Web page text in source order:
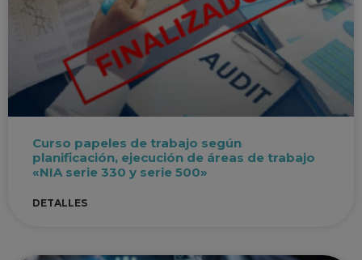
Curso papeles de trabajo según
planificación, ejecución de áreas de trabajo
«NIA serie 330 y serie 500»
DETALLES